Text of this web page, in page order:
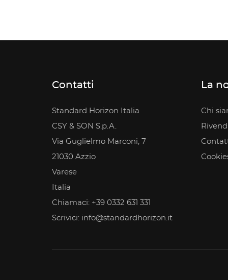
Contatti
Standard Horizon Italia
CSY & SON S.p.A.
Via Guglielmo Marconi, 7
21030 Azzio
Varese
Italia
Chiamaci: +39 0332 631 331
Scrivici: info@standardhorizon.it
La
Chi